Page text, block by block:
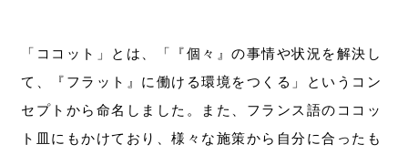
「ココット」とは、「『個々』の事情や状況を解決し
て、『フラット』に働ける環境をつくる」というコン
セプトから命名しました。また、フランス語のココッ
ト皿にもかけており、様々な施策から自分に合ったも